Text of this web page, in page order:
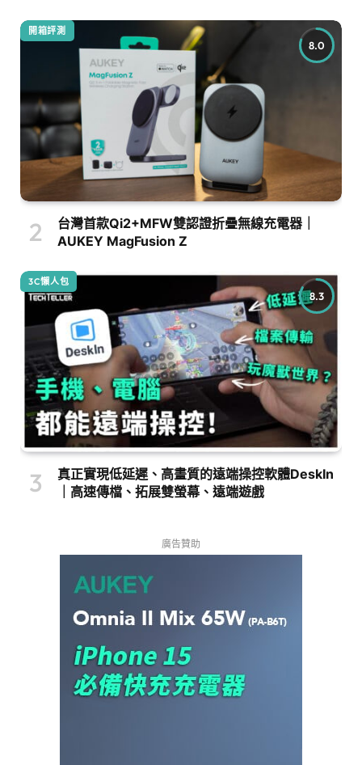
8.0
開箱評測
台灣首款Qi2+MFW雙認證折疊無線充電器｜
AUKEY MagFusion Z
8.3
3C懶人包
真正實現低延遲、高畫質的遠端操控軟體DeskIn
｜高速傳檔、拓展雙螢幕、遠端遊戲
廣告贊助